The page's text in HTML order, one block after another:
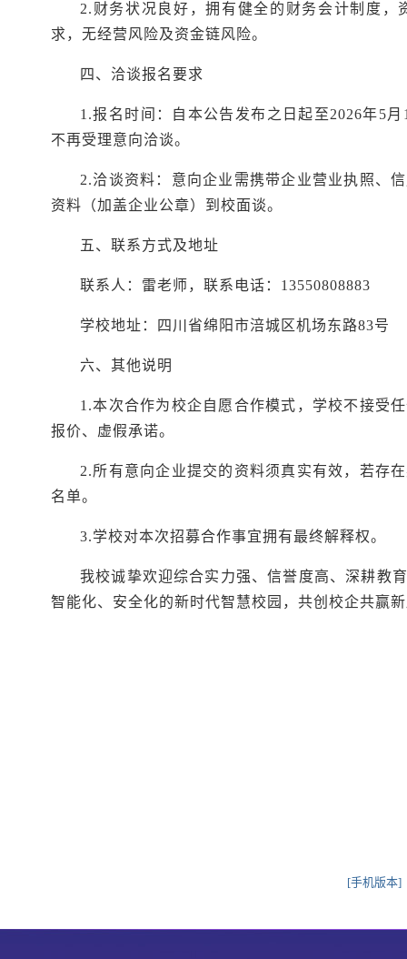
2.财务状况良好，拥有健全的财务会计制度
求，无经营风险及资金链风险。
四、洽谈报名要求
1.报名时间：自本公告发布之日起至2026年5
不再受理意向洽谈。
2.洽谈资料：意向企业需携带企业营业执照、
资料（加盖企业公章）到校面谈。
五、联系方式及地址
联系人： 雷老师，联系电话： 13550808883
学校地址：四川省绵阳市涪城区机场东路83号
六、其他说明
1.本次合作为校企自愿合作模式，学校不接受
报价、虚假承诺。
2.所有意向企业提交的资料须真实有效，若存
名单。
3.学校对本次招募合作事宜拥有最终解释权。
我校诚挚欢迎综合实力强、信誉度高、深耕教
智能化、安全化的新时代智慧校园，共创校企共赢
[手机版本]